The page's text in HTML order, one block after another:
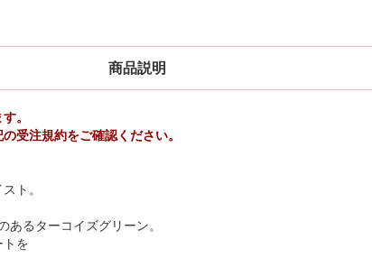
商品説明
。
受注規約をご確認ください。
ト。
あるターコイズグリーン。
トを